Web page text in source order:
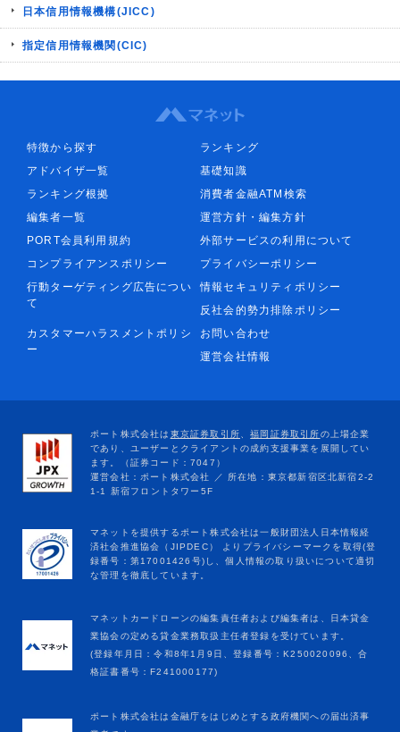
日本信用情報機構(JICC)
指定信用情報機関(CIC)
特徴から探す
ランキング
アドバイザ一覧
基礎知識
ランキング根拠
消費者金融ATM検索
編集者一覧
運営方針・編集方針
PORT会員利用規約
外部サービスの利用について
コンプライアンスポリシー
プライバシーポリシー
行動ターゲティング広告につい
て
情報セキュリティポリシー
反社会的勢力排除ポリシー
カスタマーハラスメントポリシ
ー
お問い合わせ
運営会社情報
マネットカードローンの編集責任者および編集者は、日本貸金
業協会の定める貸金業務取扱主任者登録を受けています。
(登録年月日：令和8年1月9日、登録番号：K250020096、合
格証書番号：F241000177)
ポート株式会社は金融庁をはじめとする政府機関への届出済事